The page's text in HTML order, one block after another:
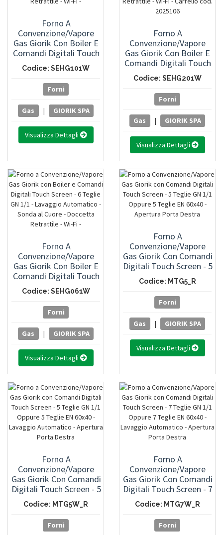
Forno A
Convenzione/Vapore
Gas Giorik Con Boiler E
Comandi Digitali Touch
Screen - 10 Teglie GN
1/1 - Lavaggio
Automatico - Sonda Al
Cuore - Doccetta
Retrattile - Wi-Fi -
Codice: SEHG101W
Forni
Gas | GIORIK SPA
Visualizza Dettagli
Forno A
Convenzione/Vapore
Gas Giorik Con Boiler E
Comandi Digitali Touch
Screen - 20 Teglie GN
1/1 - Lavaggio
Automatico - Sonda Al
Cuore - Doccetta
Retrattile - Wi-Fi -
Carrello Cod. 2025106
Codice: SEHG201W
Forni
Gas | GIORIK SPA
Visualizza Dettagli
Forno A
Convenzione/Vapore
Gas Giorik Con Boiler E
Comandi Digitali Touch
Screen - 6 Teglie GN 1/1
- Lavaggio Automatico -
Sonda Al Cuore -
Doccetta Retrattile -
Wi-Fi -
Codice: SEHG061W
Forni
Gas | GIORIK SPA
Visualizza Dettagli
Forno A
Convenzione/Vapore
Gas Giorik Con Comandi
Digitali Touch Screen - 5
Teglie GN 1/1 Oppure 5
Teglie EN 60x40 -
Apertura Porta Destra
Codice: MTG5_R
Forni
Gas | GIORIK SPA
Visualizza Dettagli
Forno A
Convenzione/Vapore
Gas Giorik Con Comandi
Digitali Touch Screen - 5
Teglie GN 1/1 Oppure 5
Teglie EN 60x40 -
Lavaggio Automatico -
Apertura Porta Destra
Codice: MTG5W_R
Forni
Forno A
Convenzione/Vapore
Gas Giorik Con Comandi
Digitali Touch Screen - 7
Teglie GN 1/1 Oppure 7
Teglie EN 60x40 -
Lavaggio Automatico -
Apertura Porta Destra
Codice: MTG7W_R
Forni